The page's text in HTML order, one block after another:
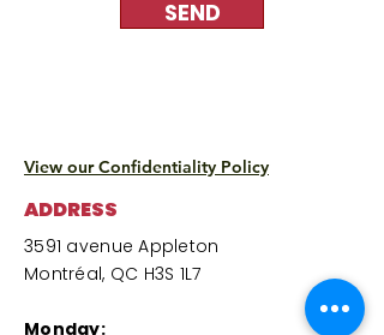
SEND
View our Confidentiality Policy
ADDRESS
3591 avenue Appleton
Montréal, QC H3S 1L7
Monday: